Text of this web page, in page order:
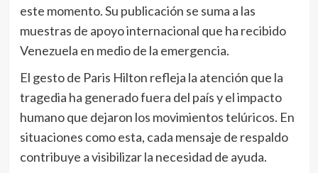
este momento. Su publicación se suma a las
muestras de apoyo internacional que ha recibido
Venezuela en medio de la emergencia.
El gesto de Paris Hilton refleja la atención que la
tragedia ha generado fuera del país y el impacto
humano que dejaron los movimientos telúricos. En
situaciones como esta, cada mensaje de respaldo
contribuye a visibilizar la necesidad de ayuda.